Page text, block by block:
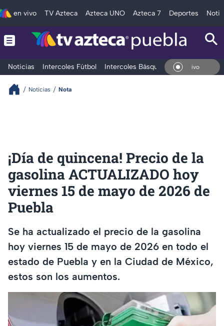
en vivo TV Azteca Azteca UNO Azteca 7 Deportes
Noticias Intercoles Fútbol Intercoles Básquetbol Deportes En
Noticias Nota
¡Día de quincena! Precio de la
gasolina ACTUALIZADO hoy
viernes 15 de mayo de 2026 de
Puebla
Se ha actualizado el precio de la gasolina
hoy viernes 15 de mayo de 2026 en todo el
estado de Puebla y en la Ciudad de México,
estos son los aumentos.